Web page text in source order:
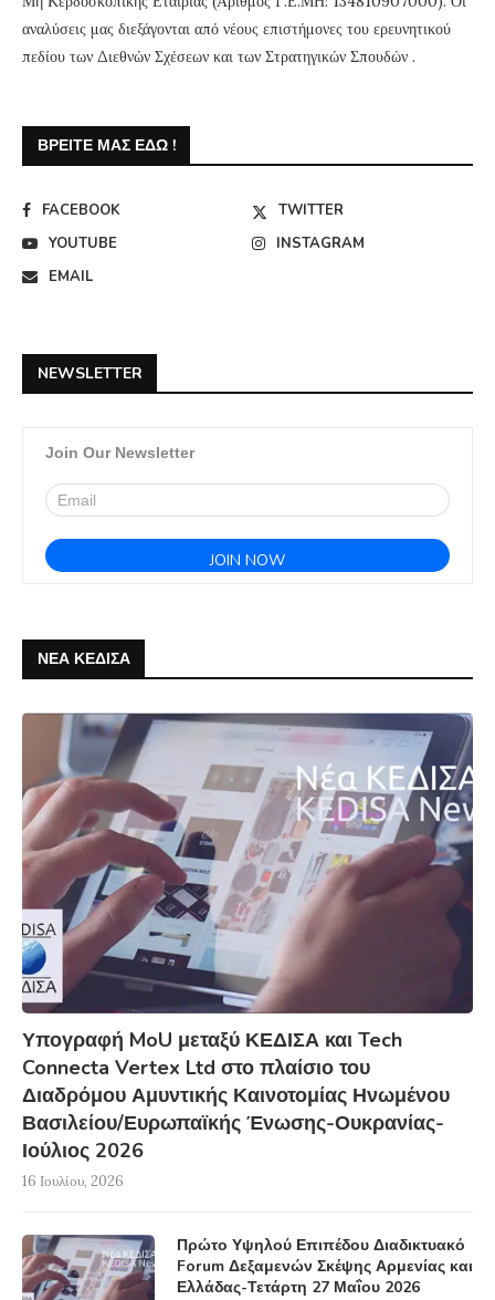
αναλύσεις μας διεξάγονται από νέους επιστήμονες του ερευνητικού
πεδίου των Διεθνών Σχέσεων και των Στρατηγικών Σπουδών .
ΒΡΕΊΤΕ ΜΑΣ ΕΔΏ !
FACEBOOK
TWITTER
YOUTUBE
INSTAGRAM
EMAIL
NEWSLETTER
Join Our Newsletter
ΝΕΑ ΚΕΔΙΣΑ
Υπογραφή MoU μεταξύ ΚΕΔΙΣΑ και Tech
Connecta Vertex Ltd στο πλαίσιο του
Διαδρόμου Αμυντικής Καινοτομίας Ηνωμένου
Βασιλείου/Ευρωπαϊκής Ένωσης-Ουκρανίας-
Ιούλιος 2026
16 Ιουλίου, 2026
Πρώτο Υψηλού Επιπέδου Διαδικτυακό
Forum Δεξαμενών Σκέψης Αρμενίας και
Ελλάδας-Τετάρτη 27 Μαΐου 2026